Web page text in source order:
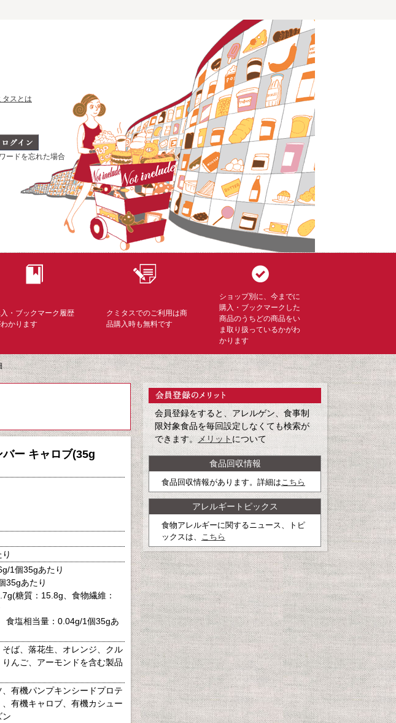
タスとは
ードを忘れた場合
・ブックマーク履歴
かります
クミタスでのご利用は商
品購入時も無料です
ショップ別に、今までに
購入・ブックマークした
商品のうちどの商品をい
ま取り扱っているかがわ
かります
ー キャロブ(35g
1個35gあたり
35gあたり
糖質：15.8g、食物繊維：
塩相当量：0.04g/1個35gあ
ば、落花生、オレンジ、クル
りんご、アーモンドを含む製品
有機パンプキンシードプロテ
有機キャロブ、有機カシュー
ン
会員登録をすると、アレルゲン、食事制
限対象食品を毎回設定しなくても検索が
できます。メリットについて
食品回収情報
食品回収情報があります。詳細は こちら
アレルギートピックス
食物アレルギーに関するニュース、トピ
ックスは、
こちら